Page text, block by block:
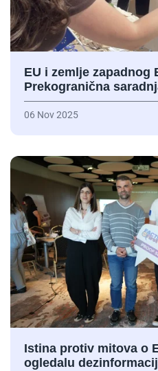
EU i zemlje zapadnog
Prekogranična
06 Nov 2025
Istina protiv mitova o
ogledalu